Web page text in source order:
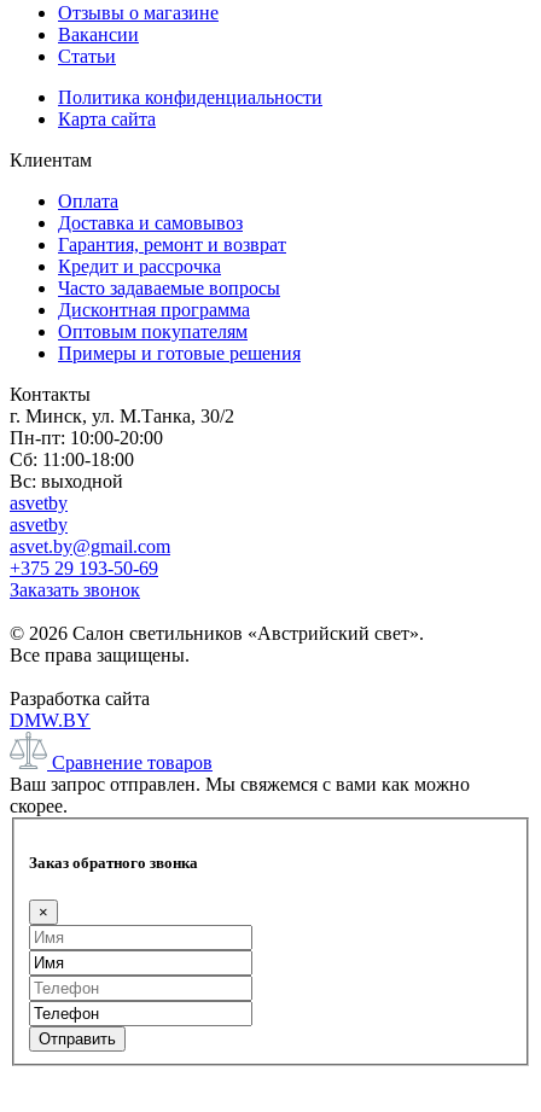
Отзывы о магазине
Вакансии
Статьи
Политика конфиденциальности
Карта сайта
Клиентам
Оплата
Доставка и самовывоз
Гарантия, ремонт и возврат
Кредит и рассрочка
Часто задаваемые вопросы
Дисконтная программа
Оптовым покупателям
Примеры и готовые решения
Контакты
г. Минск, ул. М.Танка, 30/2
Пн-пт: 10:00-20:00
Сб: 11:00-18:00
Вс: выходной
asvetby
asvetby
asvet.by@gmail.com
+375 29 193-50-69
Заказать звонок
© 2026 Салон светильников «Австрийский свет».
Все права защищены.
Разработка сайта
DMW.BY
Сравнение товаров
Ваш запрос отправлен. Мы свяжемся с вами как можно
скорее.
Заказ обратного звонка
×
Отправить